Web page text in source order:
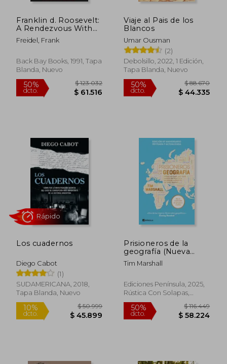
$ 51.118
40%
dcto.
Franklin d. Roosevelt:
A Rendezvous With
Destiny (en Inglés)
Freidel, Frank
Back Bay Books, 1991, Tapa
Blanda, Nuevo
50%
dcto. $ 61.516
Viaje al Pais de los
Blancos
Umar Ousman
(2)
Debolsillo, 2022, 1 Edición,
Tapa Blanda, Nuevo
50%
dcto. $
Los cuadernos
Diego Cabot
(1)
SUDAMERICANA, 2018,
Tapa Blanda, Nuevo
Prisioneros de la
geografía (Nueva
edición revisada y
ampliada)
Tim Marshall
Ediciones Península, 2025,
Rústica Con Solapas,
Nuevo